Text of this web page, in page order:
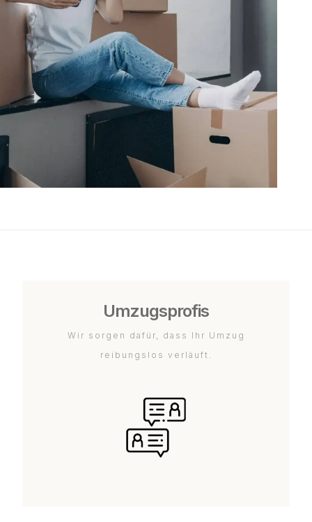
Umzugsprofis
Wir sorgen dafür, dass Ihr Umzug
reibungslos verläuft.